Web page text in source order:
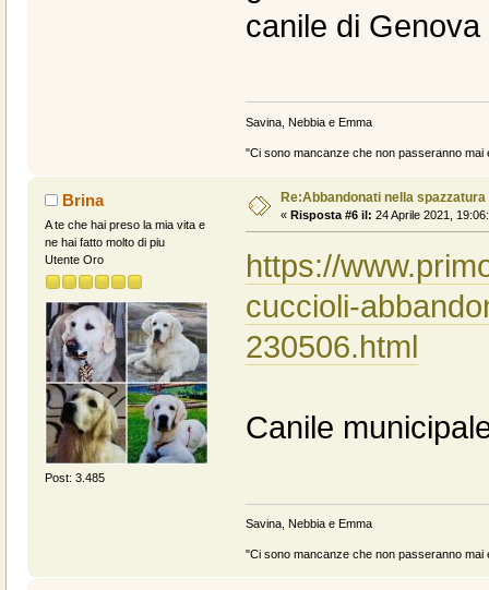
canile di
Savina, Nebbia e Emma
"Ci sono mancanze che non passeranno
Brina
A te che hai preso la mia vita e
ne hai fatto molto di piu
Utente Oro
Post: 3.485
Re:Abbandonati nella spazzatura
« Risposta #6 il: 24 Aprile 2021,
https://
cuccioli-
230506.html
Canile
Savina, Nebbia e Emma
"Ci sono mancanze che non passeranno